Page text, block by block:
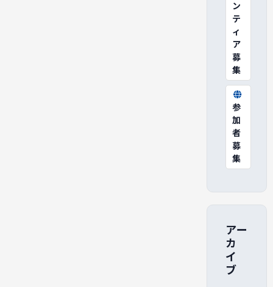
ン
テ
ィ
ア
募
集
参
加
者
募
集
アー
カ
イ
ブ